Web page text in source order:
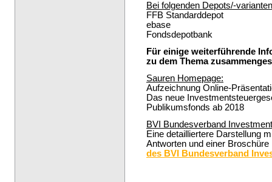
Bei folgenden Depots/-
FFB Standarddepot
ebase
Fondsdepotbank
Für einige weiterführende
zu dem Thema
Sauren Homepage:
Aufzeichnung Online-
Das neue
Publikumsfonds ab 2018
BVI Bundesverband
Eine detailliertere Darstellung
Antworten und einer
des BVI Bundesverband